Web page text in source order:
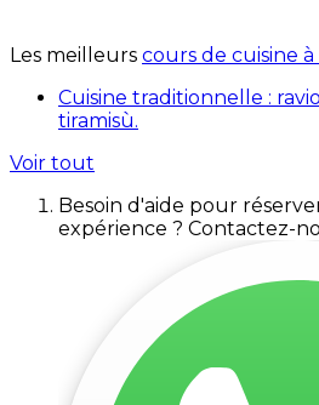
Les meilleurs cours de cuisine à
Cuisine traditionnelle :
tiramisù.
Voir tout
Besoin d'aide pour
expérience ? Contactez-